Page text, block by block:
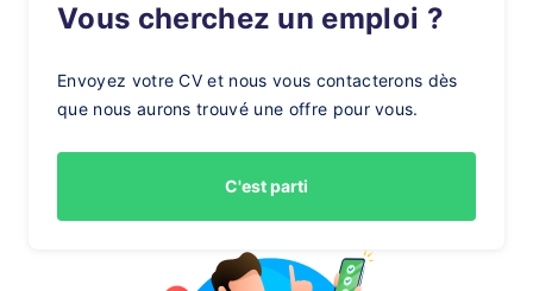
Vous cherchez un emploi ?
Envoyez votre CV et nous vous contacterons dès
que nous aurons trouvé une offre pour vous.
C'est parti